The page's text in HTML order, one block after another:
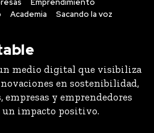
medio digital que visibiliza
impacto positivo.